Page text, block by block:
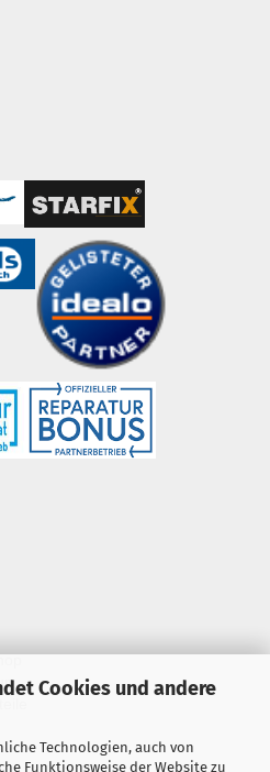
Cookies und andere
Technologien, auch von
Funktionsweise der Website zu